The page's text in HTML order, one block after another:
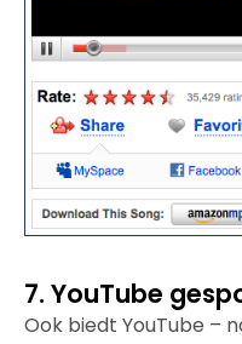
7. YouTube
Ook biedt YouTube –